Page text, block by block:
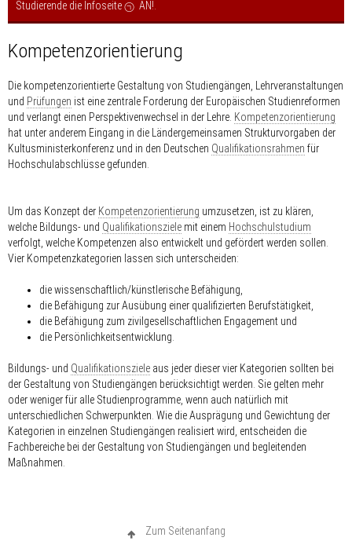
Studierende die Infoseite
AN!
Kompetenzorientierung
Die kompetenzorientierte Gestaltung von Studiengängen, Lehrveranstaltungen
und Prüfungen ist eine zentrale Forderung der Europäischen Studienreformen
und verlangt einen Perspektivenwechsel in der Lehre. Kompetenzorientierung
hat unter anderem Eingang in die Ländergemeinsamen Strukturvorgaben der
Kultusministerkonferenz und in den Deutschen Qualifikationsrahmen für
Hochschulabschlüsse gefunden.
Um das Konzept der Kompetenzorientierung umzusetzen, ist zu klären,
welche Bildungs- und Qualifikationsziele mit einem Hochschulstudium
verfolgt, welche Kompetenzen also entwickelt und gefördert werden sollen.
Vier Kompetenzkategorien lassen sich unterscheiden:
die wissenschaftlich/künstlerische Befähigung,
die Befähigung zur Ausübung einer qualifizierten Berufstätigkeit,
die Befähigung zum zivilgesellschaftlichen Engagement und
die Persönlichkeitsentwicklung.
Bildungs- und Qualifikationsziele aus jeder dieser vier Kategorien sollten bei
der Gestaltung von Studiengängen berücksichtigt werden. Sie gelten mehr
oder weniger für alle Studienprogramme, wenn auch natürlich mit
unterschiedlichen Schwerpunkten. Wie die Ausprägung und Gewichtung der
Kategorien in einzelnen Studiengängen realisiert wird, entscheiden die
Fachbereiche bei der Gestaltung von Studiengängen und begleitenden
Maßnahmen.
Zum Seitenanfang